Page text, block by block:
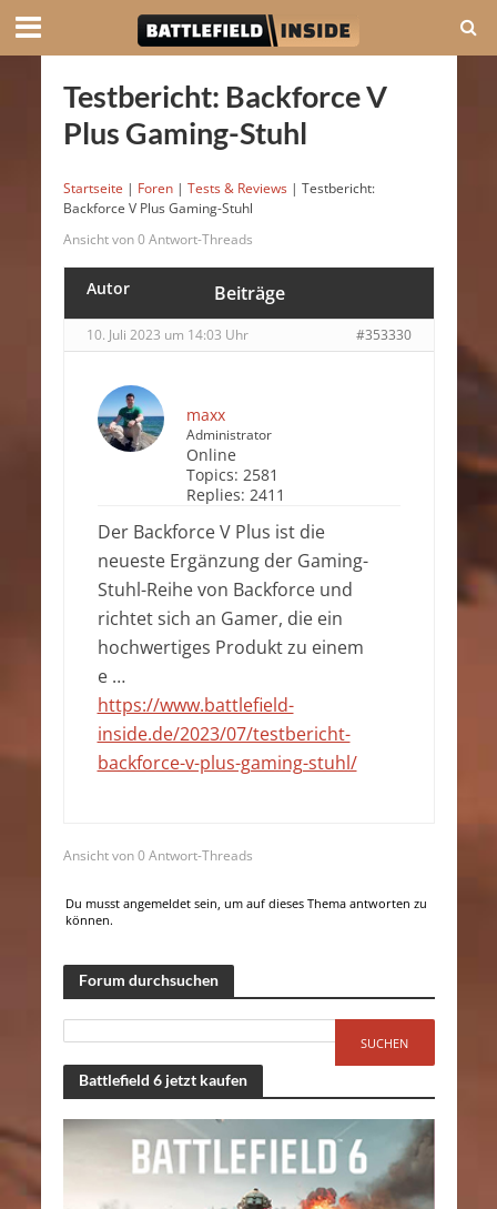
Testbericht: Backforce V
Plus Gaming-Stuhl
Startseite | Foren | Tests & Reviews | Testbericht:
Backforce V Plus Gaming-Stuhl
Ansicht von 0 Antwort-Threads
Autor Beiträge
10. Juli 2023 um 14:03 Uhr #353330
maxx
Administrator
Online
Topics: 2581
Replies: 2411
Der Backforce V Plus ist die
neueste Ergänzung der Gaming-
Stuhl-Reihe von Backforce und
richtet sich an Gamer, die ein
hochwertiges Produkt zu einem
e …
https://www.battlefield-
inside.de/2023/07/testbericht-
backforce-v-plus-gaming-stuhl/
Ansicht von 0 Antwort-Threads
Du musst angemeldet sein, um auf dieses Thema antworten zu
können.
Forum durchsuchen
Battlefield 6 jetzt kaufen